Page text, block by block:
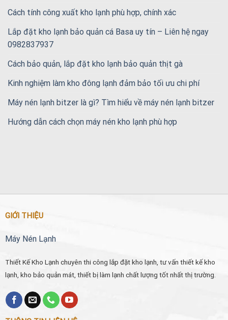
Cách tính công xuất kho lạnh phù hợp, chính xác
Lắp đặt kho lạnh bảo quản cá Basa uy tín – Liên hệ ngay
0982837937
Cách bảo quản, lắp đặt kho lạnh bảo quản thịt gà
Kinh nghiệm làm kho đông lạnh đảm bảo tối ưu chi phí
Máy nén lạnh bitzer là gì? Tìm hiểu về máy nén lạnh bitzer
Hướng dẫn cách chọn máy nén kho lạnh phù hợp
GIỚI THIỆU
Máy Nén Lạnh
Thiết Kế Kho Lạnh chuyên thi công lắp đặt kho lạnh, tư vấn thiết kế kho
lạnh, kho bảo quản mát, thiết bị làm lạnh chất lượng tốt nhất thị trường.